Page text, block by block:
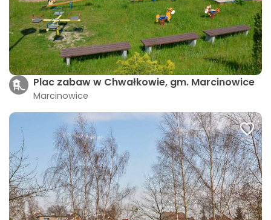
Plac zabaw w Chwałkowie, gm. Marcinowice
Marcinowice